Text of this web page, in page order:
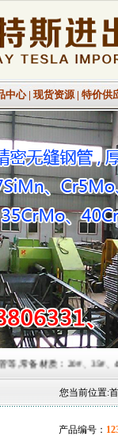
中心| 现货资源 | 特价供
材质：20#、35#、
您当前位置:
产品编号：